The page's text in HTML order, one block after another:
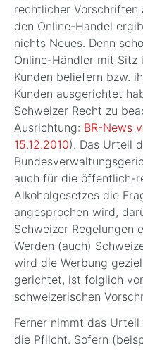
rechtlicher Vorschriften
den Online-Handel
nichts Neues. Denn
Online-Händler mit Sitz
Kunden beliefern bzw.
Kunden ausgerichtet
Schweizer Recht zu
Ausrichtung: BR-News
15.12.2010). Das Urteil
auch für die öffentlich-
Alkoholgesetzes die
angesprochen wird,
Schweizer Regelungen
Werden (auch)
wird die Werbung
gerichtet, ist folglich
schweizerischen
Ferner nimmt das
die Pflicht. Sofern